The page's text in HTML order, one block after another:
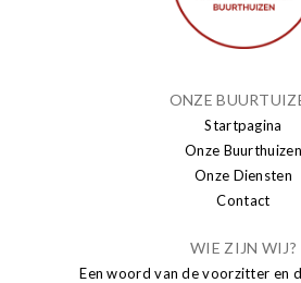
ONZE
Startpagina
Onze Buurthuizen
Onze Diensten
Contact
WIE ZIJN WIJ?
Een woord van de voorzitter en